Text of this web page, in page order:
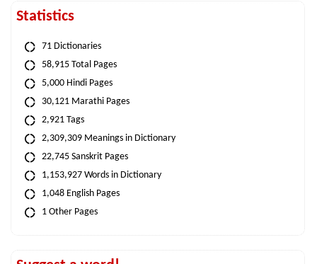
Statistics
71 Dictionaries
58,915 Total Pages
5,000 Hindi Pages
30,121 Marathi Pages
2,921 Tags
2,309,309 Meanings in Dictionary
22,745 Sanskrit Pages
1,153,927 Words in Dictionary
1,048 English Pages
1 Other Pages